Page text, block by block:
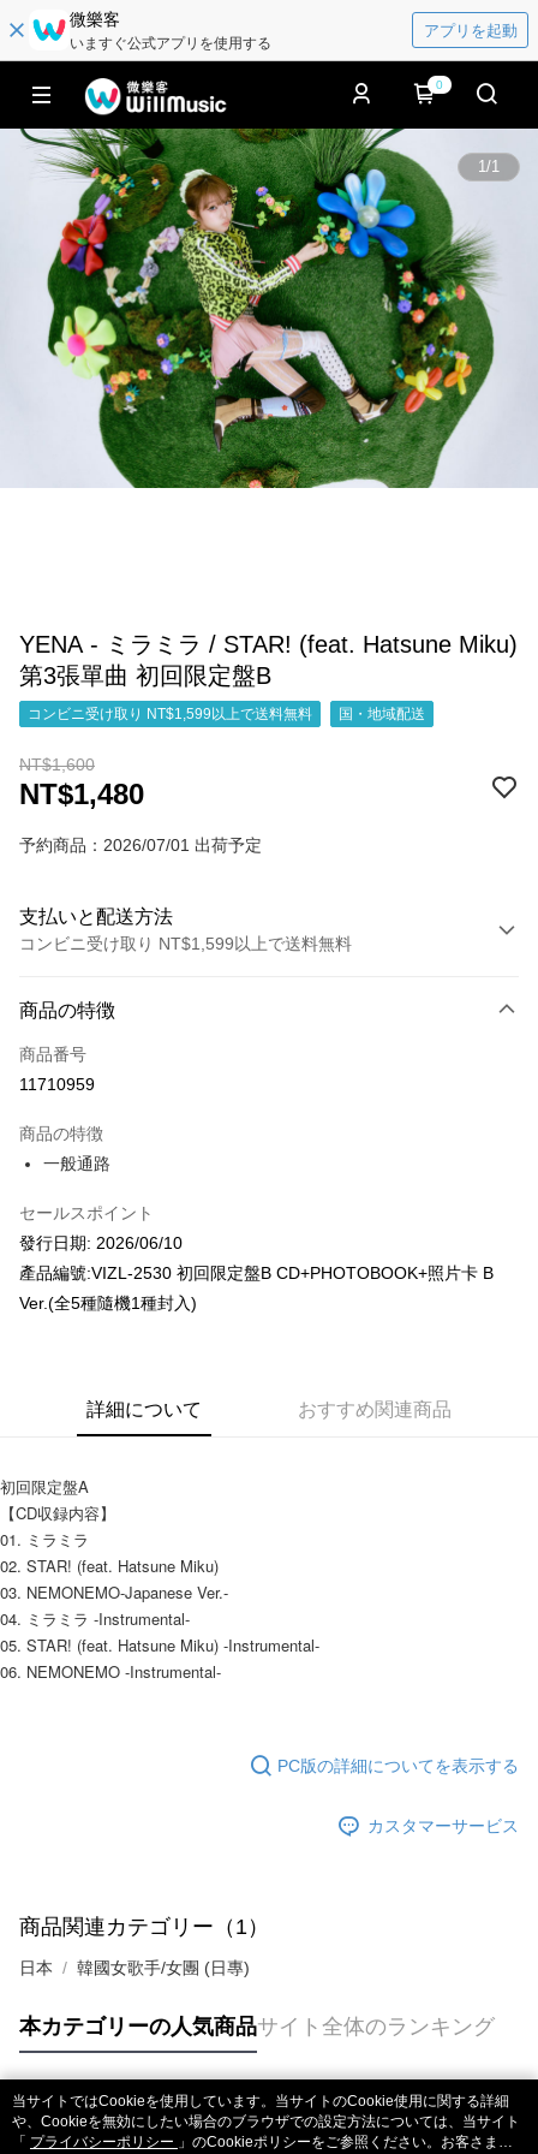
微樂客
いますぐ公式アプリを使用する
アプリを起動
0
1/1
YENA - ミラミラ / STAR! (feat. Hatsune Miku)
第3張單曲 初回限定盤B
コンビニ受け取り NT$1,599以上で送料無料 国・地域配送
NT$1,600
NT$1,480
予約商品：2026/07/01 出荷予定
支払いと配送方法
コンビニ受け取り NT$1,599以上で送料無料
クレジットカード1回払い
コンビニ店頭代金引換
Apple Pay
Easy Wallet
説明
2.SMSで認証してお支払い手続を進めてください。
3.注文するときのお支払いは不要です。商品はご指定の住所に配送されま
の場合は、AFTEE アプリプッシュ通知が届きます。
5.商品受け取り時のお支払いは不要です。商品を確かめてから、SMSまた
はアプリの通知に従って、4大コンビニ、またはATM/オンラインバンキン
グでお支払いください。
代金納付期限は最短で 14 日以内ですので、ご注意ください。AFTEE アプ
リをダウンロードして AFTEE 会員になるとお支払い期限を最長 45 日以内
まで延長できます。
約商品や商品到着日が比較的遅い商品）。そのため、商品到着の有無に関
わらず、AFTEEで指定された期限内にお支払いください。
ロテクションズ（以下 AFTEE という）が提供し、AFTEEが代金を徴収し
の氏名、電話番号、受取人の氏名、電話番号、受取人住所を含むがこれに
限らない）は、AFTEEに渡され当サービスで必要な範囲内で利用されま
ームページの『個人情報の収集、処理及び利用に関する声明』をご参照く
ださい（https://aftee.tw/privacypolicy/ ）。
AFTEEの初回ご利用の際に、審査を通過すれば、最高額がNT$10,000にな
配送方法
配送毎にNT$60、NT$1,599以上で送料無料
付款後全家取貨
配送毎にNT$60、NT$1,599以上で送料無料
7-11取貨付款
配送毎にNT$60、NT$1,599以上で送料無料
付款後門市自取
北美國家/地區配送 送料を確認
商品の特徴
商品番号
11710959
商品の特徴
一般通路
セールスポイント
發行日期: 2026/06/10
產品編號:VIZL-2530 初回限定盤B CD+PHOTOBOOK+照片卡 B
Ver.(全5種隨機1種封入)
詳細について おすすめ関連商品
初回限定盤A
【CD収録内容】
01. ミラミラ
02. STAR! (feat. Hatsune Miku)
03. NEMONEMO-Japanese Ver.-
04. ミラミラ -Instrumental-
05. STAR! (feat. Hatsune Miku) -Instrumental-
06. NEMONEMO -Instrumental-
PC版の詳細についてを表示する
カスタマーサービス
商品関連カテゴリー（1）
日本 韓國女歌手/女團 (日專)
本カテゴリーの人気商品サイト全体のランキング
人気タグ
当サイトではCookieを使用しています。当サイトのCookie使用に関する詳細
や、Cookieを無効にしたい場合のブラウザでの設定方法については、当サイト
「 プライバシーポリシー 」のCookieポリシーをご参照ください。お客さま